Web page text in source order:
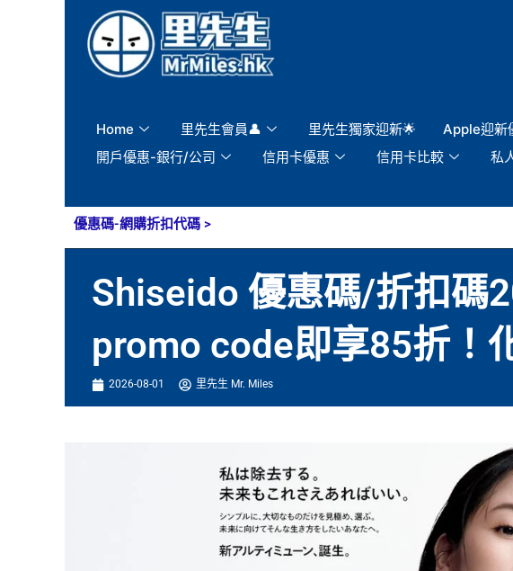
Home 里先生會員👤 里先生獨家迎新🌟 Apple迎新
開戶優惠-銀行/公司
信用卡優惠 信用卡比較 私
優惠碼-網購折扣代碼 >
Shiseido 優惠碼/折扣碼
promo code即享85折！
2026-08-01 里先生 Mr. Miles